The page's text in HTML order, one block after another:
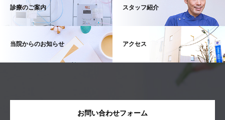
診療のご案内 スタッフ紹介
当院からのお知らせ アクセス
お問い合わせフォーム